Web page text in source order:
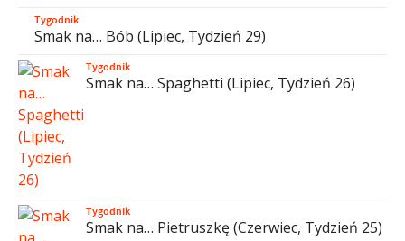
Tygodnik
Smak na… Bób (Lipiec, Tydzień 29)
Tygodnik
Smak na… Spaghetti (Lipiec, Tydzień 26)
Tygodnik
Smak na… Pietruszkę (Czerwiec, Tydzień 25)